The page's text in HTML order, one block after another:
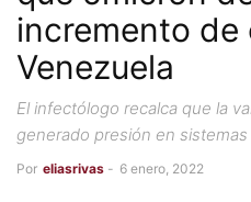
incremento de
Venezuela
El infectólogo recalca que la
generado presión en
Por eliasrivas - 6 enero, 2022